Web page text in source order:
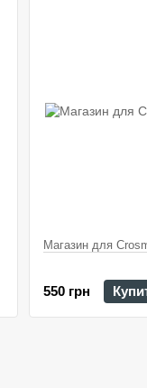
Магазин для
550 грн